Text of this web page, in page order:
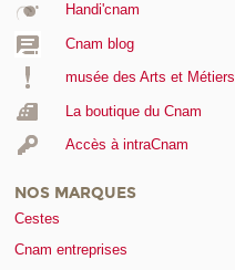
Handi'cnam
Cnam blog
musée des Arts et Métiers
La boutique du Cnam
Accès à intraCnam
NOS MARQUES
Cestes
Cnam entreprises